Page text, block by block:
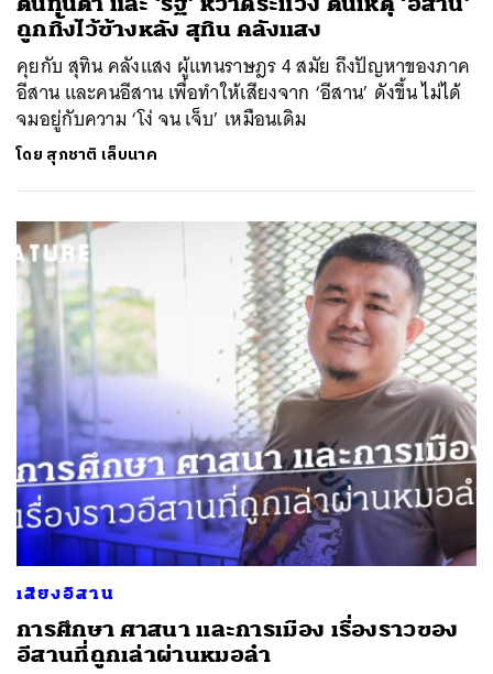
ถูกทิ้งไว้ข้างหลัง สุทิน คลังแสง
คุยกับ สุทิน คลังแสง ผู้แทนราษฎร 4 สมัย ถึงปัญหาของภาค
อีสาน และคนอีสาน เพื่อทำให้เสียงจาก ‘อีสาน’ ดังขึ้น ไม่ได้
จมอยู่กับความ ‘โง่ จน เจ็บ’ เหมือนเดิม
โดย สุภชาติ เล็บนาค
เสียงอีสาน
การศึกษา ศาสนา และการเมือง เรื่องราวของ
อีสานที่ถูกเล่าผ่านหมอลำ
ค้นหา
SHARE TWEET LINE EMAIL